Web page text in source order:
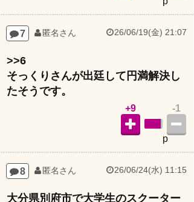
7 匿名さん 26/06/19(金) 21:07
>>6
そっくりさんが出廷して円満解決し
たそうです。
-1
p
+9
8 匿名さん 26/06/24(水) 11:15
大分県別府市で大学生のスクーター